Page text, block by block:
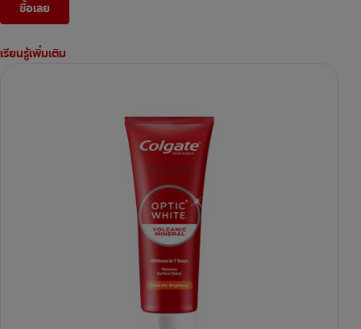
ซื้อเลย
เรียนรู้เพิ่มเติม